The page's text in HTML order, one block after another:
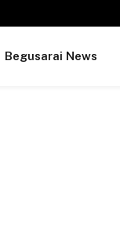
Begusarai News